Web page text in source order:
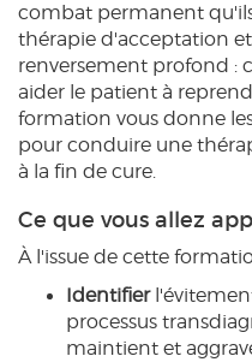
combat permanent
thérapie d'acceptation
renversement profond :
aider le patient à
formation vous donne
pour conduire une
à la fin de cure.
Ce que vous allez
À l'issue de cette
Identifier
processus
maintient et